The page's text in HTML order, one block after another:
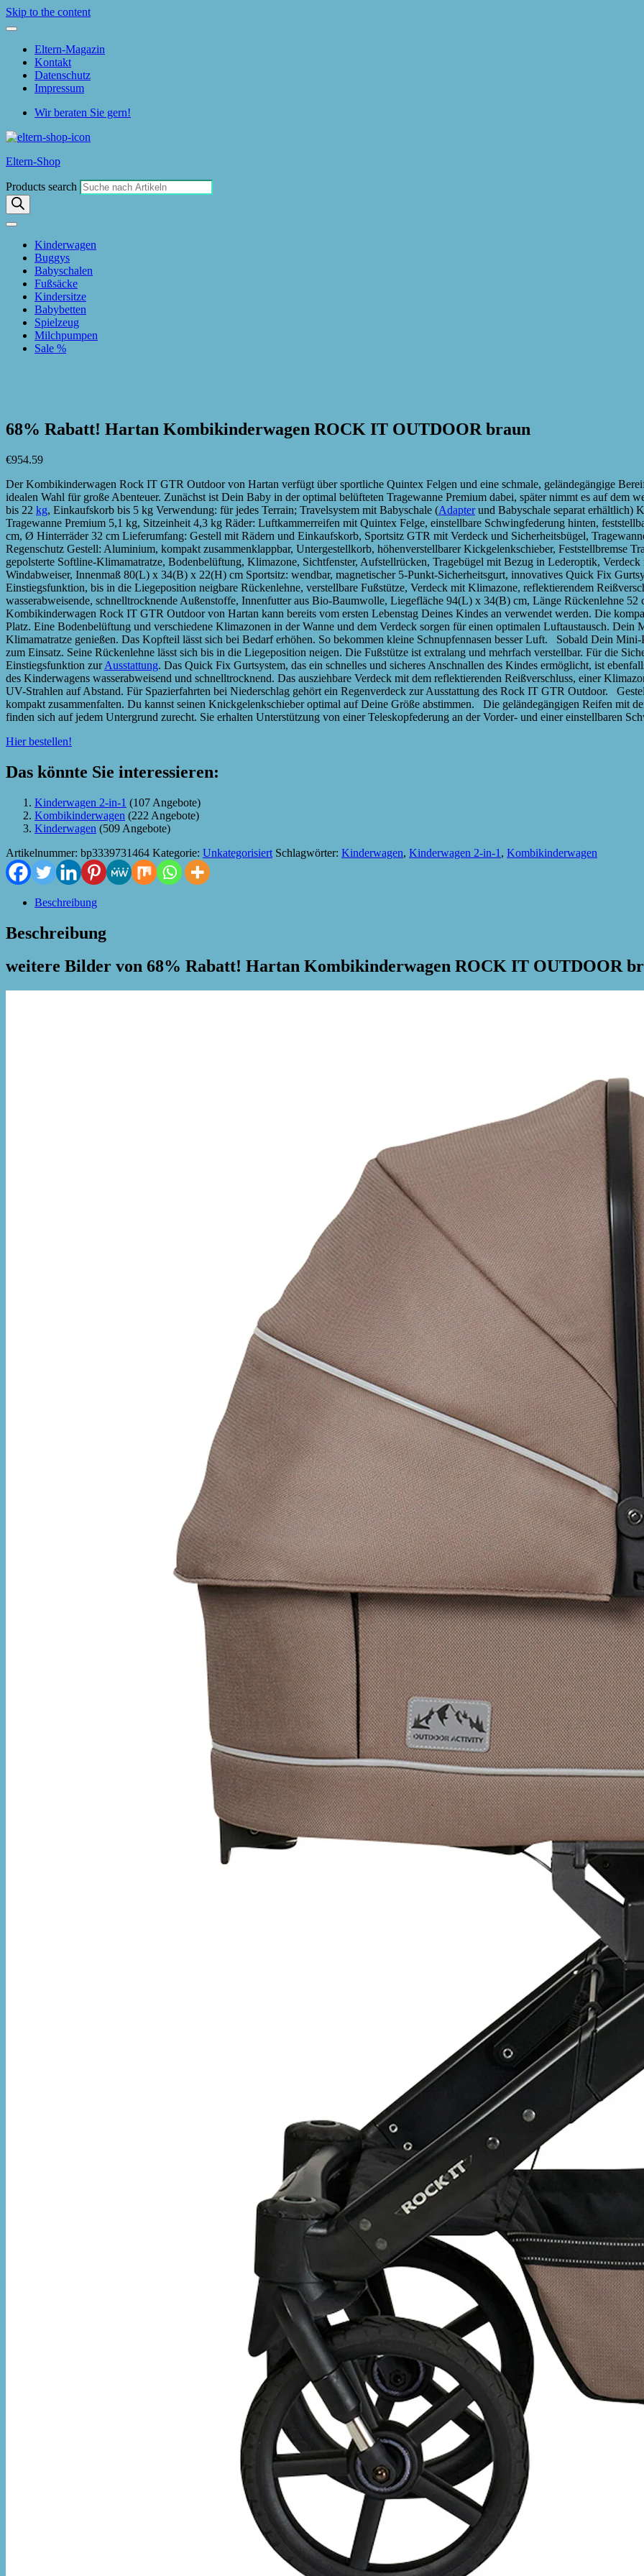
Skip to the content
Eltern-Magazin
Kontakt
Datenschutz
Impressum
Wir beraten Sie gern!
Eltern-Shop
Products search
Kinderwagen
Buggys
Babyschalen
Fußsäcke
Kindersitze
Babybetten
Spielzeug
Milchpumpen
Sale %
68% Rabatt! Hartan Kombikinderwagen ROCK IT OUTDOOR braun
€954.59
Der Kombikinderwagen Rock IT GTR Outdoor von Hartan verfügt über sportliche Quintex Felgen und eine schmale, geländegängige
idealen Wahl für große Abenteuer. Zunächst ist Dein Baby in der optimal belüfteten Tragewanne Premium dabei, später nimmt es auf dem
bis 22 kg, Einkaufskorb bis 5 kg Verwendung: für jedes Terrain; Travelsystem mit Babyschale (Adapterund Babyschale separat erhältlich)
Tragewanne Premium 5,1 kg, Sitzeinheit 4,3 kg Räder: Luftkammerreifen mit Quintex Felge, einstellbare Schwingfederung hinten,
cm, Ø Hinterräder 32 cm Lieferumfang: Gestell mit Rädern und Einkaufskorb, Sportsitz GTR mit Verdeck und Sicherheitsbügel,
Regenschutz Gestell: Aluminium, kompakt zusammenklappbar, Untergestellkorb, höhenverstellbarer Kickgelenkschieber, Feststellbremse
gepolsterte Softline-Klimamatratze, Bodenbelüftung, Klimazone, Sichtfenster, Aufstellrücken, Tragebügel mit Bezug in Lederoptik,
Windabweiser, Innenmaß 80(L) x 34(B) x 22(H) cm Sportsitz: wendbar, magnetischer 5-Punkt-Sicherheitsgurt, innovatives Quick Fix
Einstiegsfunktion, bis in die Liegeposition neigbare Rückenlehne, verstellbare Fußstütze, Verdeck mit Klimazone, reflektierendem
wasserabweisende, schnelltrocknende Außenstoffe, Innenfutter aus Bio-Baumwolle, Liegefläche 94(L) x 34(B) cm, Länge Rückenlehne
Kombikinderwagen Rock IT GTR Outdoor von Hartan kann bereits vom ersten Lebenstag Deines Kindes an verwendet werden. Die
Platz. Eine Bodenbelüftung und verschiedene Klimazonen in der Wanne und dem Verdeck sorgen für einen optimalen Luftaustausch.
Klimamatratze genießen. Das Kopfteil lässt sich bei Bedarf erhöhen. So bekommen kleine Schnupfennasen besser Luft. Sobald Dein Mini-
zum Einsatz. Seine Rückenlehne lässt sich bis in die Liegeposition neigen. Die Fußstütze ist extralang und mehrfach verstellbar. Für die
Einstiegsfunktion zurAusstattung. Das Quick Fix Gurtsystem, das ein schnelles und sicheres Anschnallen des Kindes ermöglicht, ist
des Kinderwagens wasserabweisend und schnelltrocknend. Das ausziehbare Verdeck mit dem reflektierenden Reißverschluss, einer
UV-Strahlen auf Abstand. Für Spazierfahrten bei Niederschlag gehört ein Regenverdeck zur Ausstattung des Rock IT GTR Outdoor.
kompakt zusammenfalten. Du kannst seinen Knickgelenkschieber optimal auf Deine Größe abstimmen. Die geländegängigen Reifen mit
finden sich auf jedem Untergrund zurecht. Sie erhalten Unterstützung von einer Teleskopfederung an der Vorder- und einer einstellbaren
Hier bestellen!
Das könnte Sie interessieren:
Kinderwagen 2-in-1 (107 Angebote)
Kombikinderwagen (222 Angebote)
Kinderwagen (509 Angebote)
Artikelnummer: bp3339731464 Kategorie: Unkategorisiert Schlagwörter: Kinderwagen, Kinderwagen 2-in-1 , Kombikinderwagen
Beschreibung
Beschreibung
weitere Bilder von 68% Rabatt! Hartan Kombikinderwagen ROCK IT OUTDOOR